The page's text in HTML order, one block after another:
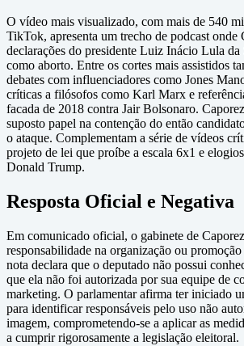
O vídeo mais visualizado, com mais de 540
TikTok, apresenta um trecho de podcast onde
declarações do presidente Luiz Inácio Lula da
como aborto. Entre os cortes mais assistidos
debates com influenciadores como Jones
críticas a filósofos como Karl Marx e
facada de 2018 contra Jair Bolsonaro.
suposto papel na contenção do então
o ataque. Complementam a série de vídeos
projeto de lei que proíbe a escala 6x1 e
Donald Trump.
Resposta Oficial e Negativa
Em comunicado oficial, o gabinete de
responsabilidade na organização ou
nota declara que o deputado não possui
que ela não foi autorizada por sua equipe de
marketing. O parlamentar afirma ter iniciado
para identificar responsáveis pelo uso não
imagem, comprometendo-se a aplicar as
a cumprir rigorosamente a legislação eleitoral.